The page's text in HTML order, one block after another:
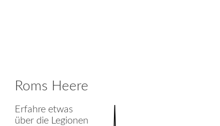
Roms Heere
Erfahre etwas
über die Legionen